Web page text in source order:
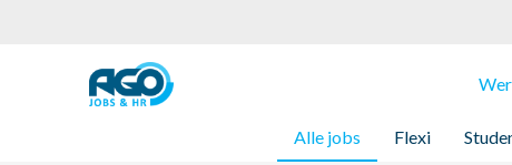
Alle jobs Flexi
Werknemers